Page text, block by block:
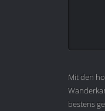
Mit den
bestens